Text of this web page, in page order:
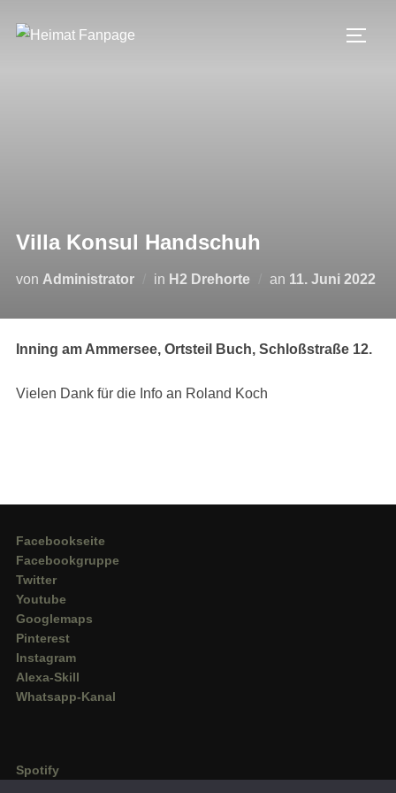
Inhalt
Villa Konsul Handschuh
von Administrator in H2 Drehorte an Veröffentlicht
11. Juni 2022
Inning am Ammersee, Ortsteil Buch, Schloßstraße 12.
Vielen Dank für die Info an Roland Koch
Facebookseite
Facebookgruppe
Twitter
Youtube
Googlemaps
Pinterest
Instagram
Alexa-Skill
Whatsapp-Kanal
Spotify